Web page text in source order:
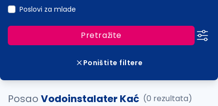
Poslovi za mlade
Pretražite
Poništite filtere
Posao Vodoinstalater Kać (0 rezultata)